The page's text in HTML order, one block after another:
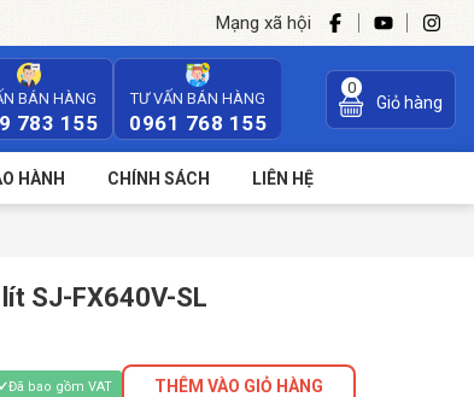
Mạng xã hội
BÁN HÀNG
783 155
TƯ VẤN BÁN HÀNG
0961 768 155
0
Giỏ hàng
HÀNH CHÍNH SÁCH LIÊN HỆ
SJ-FX640V-SL
Đã bao gồm VAT THÊM VÀO GIỎ HÀNG